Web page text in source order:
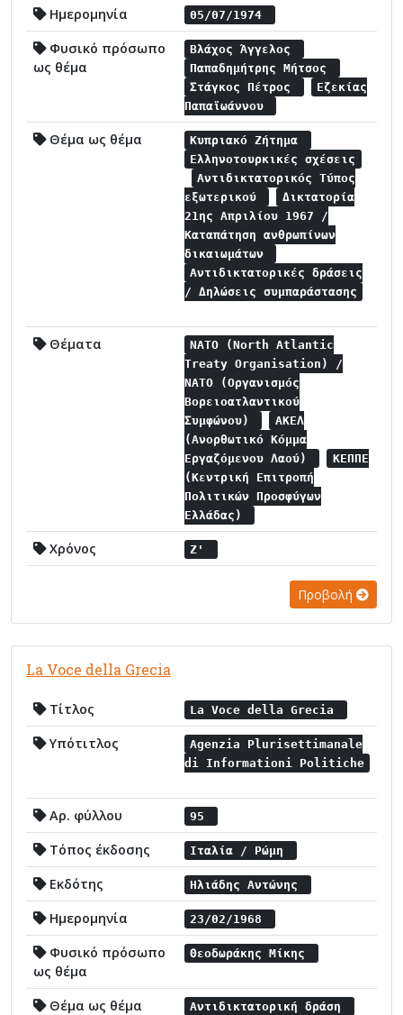
Ημερομηνία 05/07/1974
Φυσικό πρόσωπο
ως θέμα
Βλάχος Άγγελος
Παπαδημήτρης Μήτσος
Στάγκος Πέτρος
Εζεκίας
Παπαϊωάννου
Θέμα ως θέμα
Κυπριακό Ζήτημα
Ελληνοτουρκικές σχέσεις
Αντιδικτατορικός Τύπος
εξωτερικού
Δικτατορία
21ης Απριλίου 1967 /
Καταπάτηση ανθρωπίνων
δικαιωμάτων
Αντιδικτατορικές δράσεις
/ Δηλώσεις συμπαράστασης
Θέματα
NATO (North Atlantic
Treaty Organisation) /
NATO (Οργανισμός
Βορειοατλαντικού
Συμφώνου)
ΑΚΕΛ
(Ανορθωτικό Κόμμα
Εργαζόμενου Λαού)
ΚΕΠΠΕ
(Κεντρική Επιτροπή
Πολιτικών Προσφύγων
Ελλάδας)
Χρόνος Ζ'
Προβολή
La Voce della Grecia
Τίτλος La Voce della Grecia
Υπότιτλος
Agenzia Plurisettimanale
di Informationi Politiche
Αρ. φύλλου 95
Τόπος έκδοσης Ιταλία / Ρώμη
Εκδότης Ηλιάδης Αντώνης
Ημερομηνία 23/02/1968
Φυσικό πρόσωπο
ως θέμα
Θεοδωράκης Μίκης
Θέμα ως θέμα
Αντιδικτατορική δράση